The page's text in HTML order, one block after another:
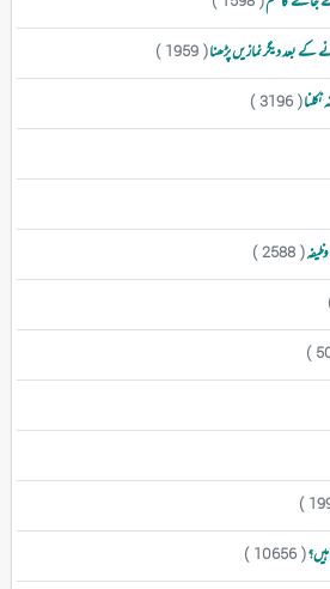
بعد دیگر نمازیں پڑھنا( 1959 )
( 3196 )
( 2588 )
( 10656 )